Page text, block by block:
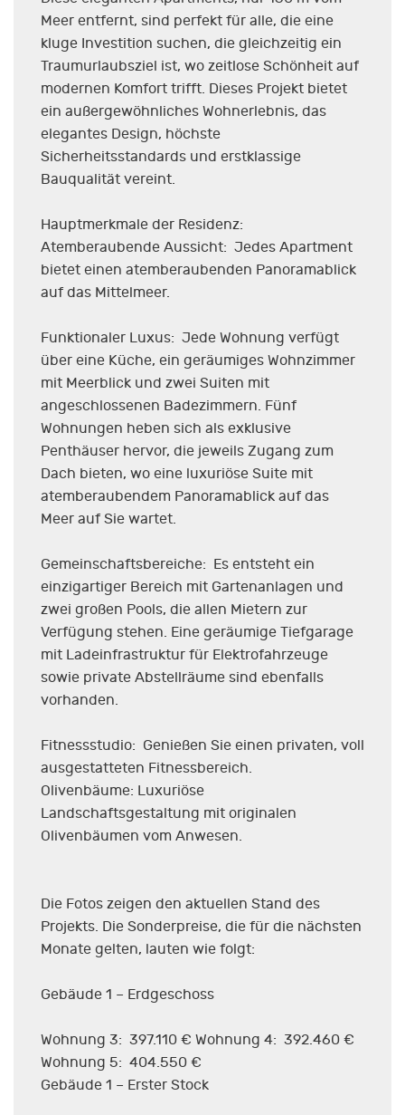
Meer entfernt, sind perfekt für alle, die eine
kluge Investition suchen, die gleichzeitig ein
Traumurlaubsziel ist, wo zeitlose Schönheit auf
modernen Komfort trifft. Dieses Projekt bietet
ein außergewöhnliches Wohnerlebnis, das
elegantes Design, höchste
Sicherheitsstandards und erstklassige
Bauqualität vereint.
Hauptmerkmale der Residenz:
Atemberaubende Aussicht: Jedes Apartment
bietet einen atemberaubenden Panoramablick
auf das Mittelmeer.
Funktionaler Luxus: Jede Wohnung verfügt
über eine Küche, ein geräumiges Wohnzimmer
mit Meerblick und zwei Suiten mit
angeschlossenen Badezimmern. Fünf
Wohnungen heben sich als exklusive
Penthäuser hervor, die jeweils Zugang zum
Dach bieten, wo eine luxuriöse Suite mit
atemberaubendem Panoramablick auf das
Meer auf Sie wartet.
Gemeinschaftsbereiche: Es entsteht ein
einzigartiger Bereich mit Gartenanlagen und
zwei großen Pools, die allen Mietern zur
Verfügung stehen. Eine geräumige Tiefgarage
mit Ladeinfrastruktur für Elektrofahrzeuge
sowie private Abstellräume sind ebenfalls
vorhanden.
Fitnessstudio: Genießen Sie einen privaten, voll
ausgestatteten Fitnessbereich.
Olivenbäume: Luxuriöse
Landschaftsgestaltung mit originalen
Olivenbäumen vom Anwesen.
Die Fotos zeigen den aktuellen Stand des
Projekts. Die Sonderpreise, die für die nächsten
Monate gelten, lauten wie folgt:
Gebäude 1 – Erdgeschoss
Wohnung 3: 397.110 € Wohnung 4: 392.460 €
Wohnung 5: 404.550 €
Gebäude 1 – Erster Stock